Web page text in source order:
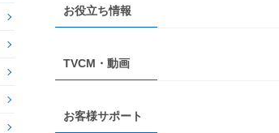
お役立ち情報
TVCM・動画
お客様サポート